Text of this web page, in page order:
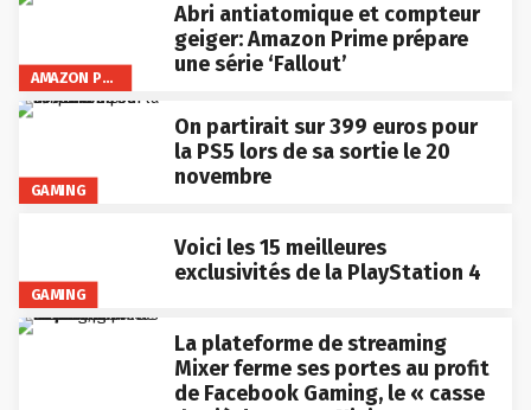
AMAZON PRIME VIDEO
Abri antiatomique et compteur
geiger: Amazon Prime prépare
une série ‘Fallout’
GAMING
On partirait sur 399 euros pour
la PS5 lors de sa sortie le 20
novembre
GAMING
Voici les 15 meilleures
exclusivités de la PlayStation 4
La plateforme de streaming
Mixer ferme ses portes au profit
de Facebook Gaming, le « casse